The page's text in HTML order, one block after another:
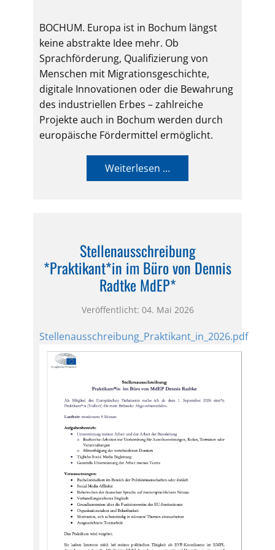
BOCHUM. Europa ist in Bochum längst
keine abstrakte Idee mehr. Ob
Sprachförderung, Qualifizierung von
Menschen mit Migrationsgeschichte,
digitale Innovationen oder die Bewahrung
des industriellen Erbes – zahlreiche
Projekte auch in Bochum werden durch
europäische Fördermittel ermöglicht.
Weiterlesen …
Stellenausschreibung
*Praktikant*in im Büro von Dennis
Radtke MdEP*
Veröffentlicht: 04. Mai 2026
Stellenausschreibung_Praktikant_in_2026.pdf